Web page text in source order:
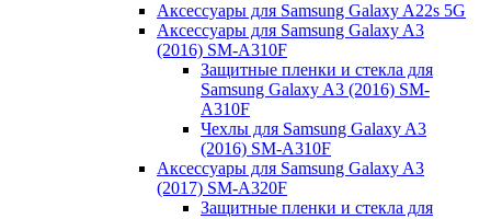
Аксессуары для Samsung Galaxy A22s 5G
Аксессуары для Samsung Galaxy A3
(2016) SM-A310F
Защитные пленки и стекла для
Samsung Galaxy A3 (2016) SM-
A310F
Чехлы для Samsung Galaxy A3
(2016) SM-A310F
Аксессуары для Samsung Galaxy A3
(2017) SM-A320F
Защитные пленки и стекла для